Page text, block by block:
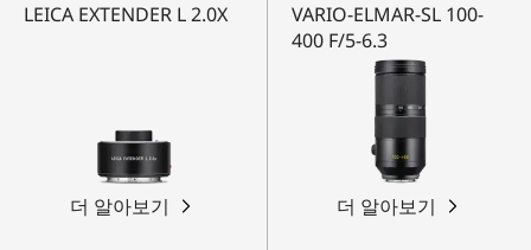
LEICA EXTENDER L 2.0X
더 알아보기
VARIO-ELMAR-SL 100-
400 F/5-6.3
더 알아보기